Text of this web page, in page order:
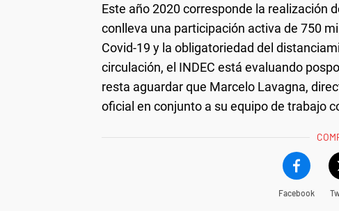
Este año 2020 corresponde la realización
conlleva una participación activa de 750
Covid-19 y la obligatoriedad del
circulación, el INDEC está evaluando
resta aguardar que Marcelo Lavagna,
oficial en conjunto a su equipo de trabajo
Facebook